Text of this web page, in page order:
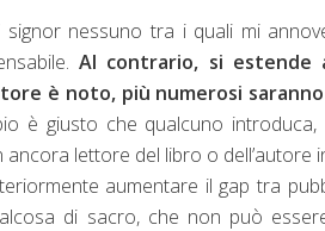
nessuno tra i quali mi
Al contrario, si
è noto, più numerosi
è giusto che qualcuno
lettore del libro o dell’autore
aumentare il gap tra
di sacro, che non può